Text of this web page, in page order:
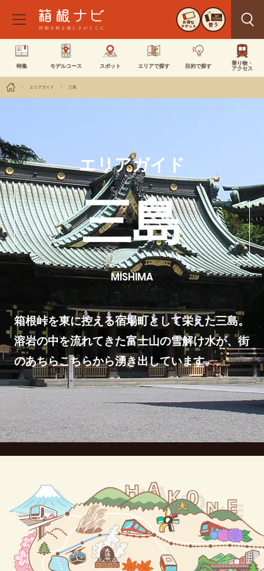
お得な
チケット 使う
特集 モデルコース スポット エリアで探す 目的で探す
乗り物・
アクセス
エリアガイド 三島
エリアガイド
三島
MISHIMA
箱根峠を東に控える宿場町として栄えた三島。
溶岩の中を流れてきた富士山の雪解け水が、街
のあちらこちらから湧き出しています。